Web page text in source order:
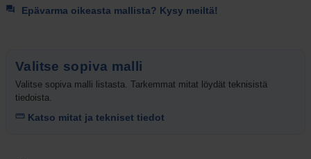
Epävarma oikeasta mallista? Kysy meiltä!
Valitse sopiva malli
Valitse sopiva malli listasta. Tarkemmat mitat löydät teknisistä
tiedoista.
Katso mitat ja tekniset tiedot